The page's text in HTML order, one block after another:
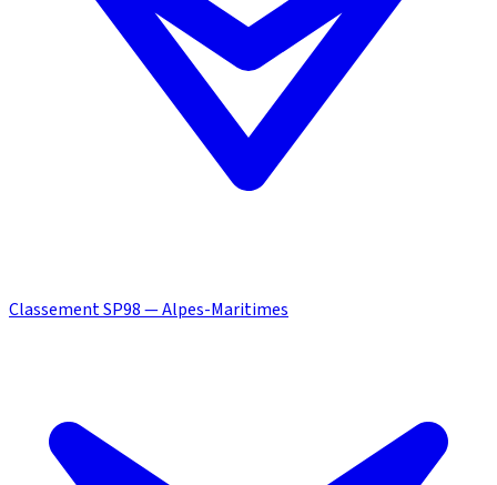
Classement SP98 — Alpes-Maritimes